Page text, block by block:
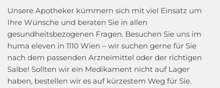
Unsere Apotheker kümmern sich mit viel Einsatz um
Ihre Wünsche und beraten Sie in allen
gesundheitsbezogenen Fragen. Besuchen Sie uns im
huma eleven in 1110 Wien – wir suchen gerne für Sie
nach dem passenden Arzneimittel oder der richtigen
Salbe! Sollten wir ein Medikament nicht auf Lager
haben, bestellen wir es auf kürzestem Weg für Sie.